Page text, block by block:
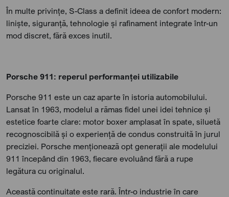
În multe privințe, S-Class a definit ideea de confort modern:
liniște, siguranță, tehnologie și rafinament integrate într-un
mod discret, fără exces inutil.
Porsche 911: reperul performanței utilizabile
Porsche 911 este un caz aparte în istoria automobilului.
Lansat în 1963, modelul a rămas fidel unei idei tehnice și
estetice foarte clare: motor boxer amplasat în spate, siluetă
recognoscibilă și o experiență de condus construită în jurul
preciziei. Porsche menționează opt generații ale modelului
911 începând din 1963, fiecare evoluând fără a rupe
legătura cu originalul.
Această continuitate este rară. Într-o industrie în care